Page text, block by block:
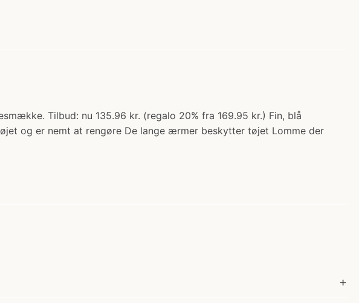
Tilbud: nu 135.96 kr. (regalo 20% fra 169.95 kr.) Fin, blå
og er nemt at rengøre De lange ærmer beskytter tøjet Lomme der